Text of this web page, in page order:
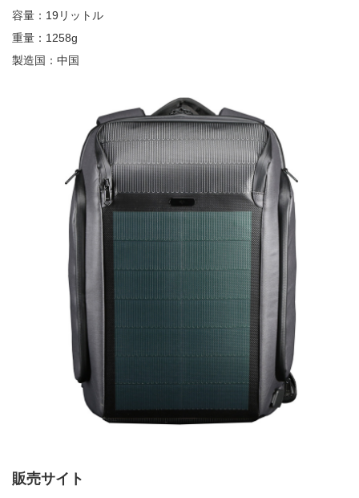
容量：19リットル
重量：1258g
製造国：中国
販売サイト